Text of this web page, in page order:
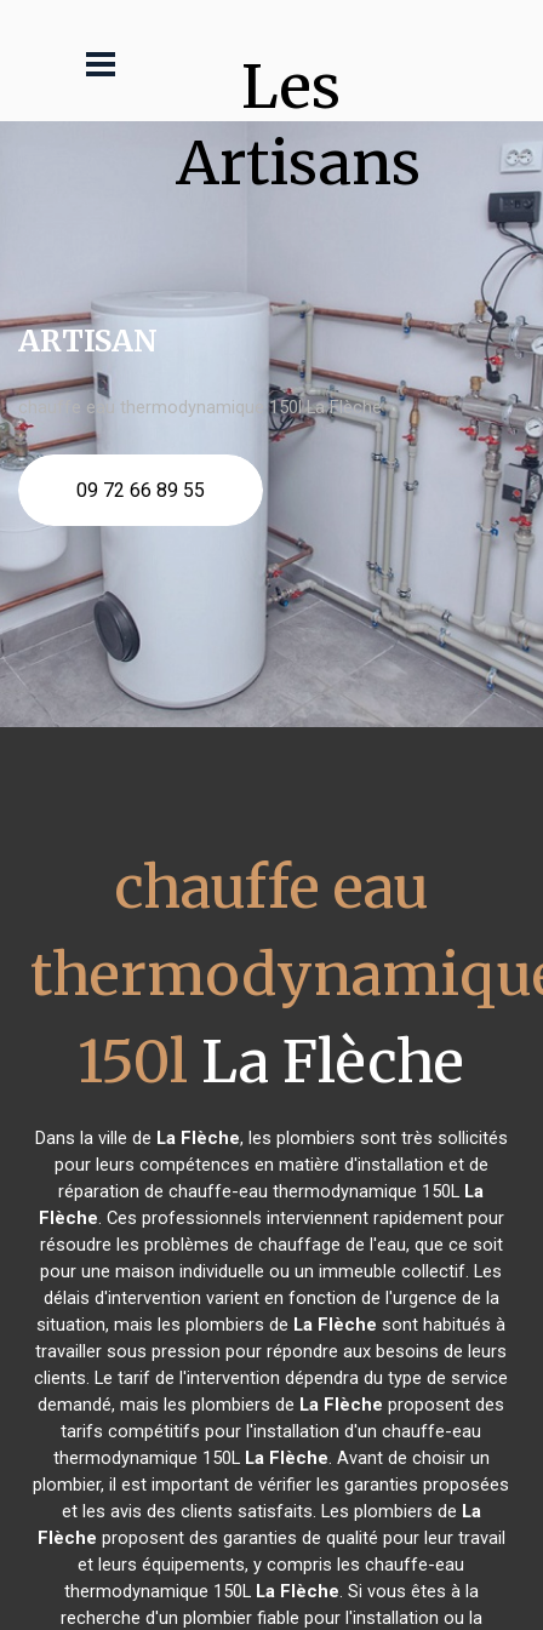
Les
Artisans
ARTISAN
chauffe eau thermodynamique 150l La Flèche
09 72 66 89 55
chauffe eau
150l La Flèche
Dans la ville de La Flèche, les plombiers sont très sollicités
pour leurs compétences en matière d'installation et de
réparation de chauffe-eau thermodynamique 150L La
Flèche. Ces professionnels interviennent rapidement pour
résoudre les problèmes de chauffage de l'eau, que ce soit
pour une maison individuelle ou un immeuble collectif. Les
délais d'intervention varient en fonction de l'urgence de la
situation, mais les plombiers de La Flèche sont habitués à
travailler sous pression pour répondre aux besoins de leurs
clients. Le tarif de l'intervention dépendra du type de service
demandé, mais les plombiers de La Flèche proposent des
tarifs compétitifs pour l'installation d'un chauffe-eau
thermodynamique 150L La Flèche. Avant de choisir un
plombier, il est important de vérifier les garanties proposées
et les avis des clients satisfaits. Les plombiers de La
Flèche proposent des garanties de qualité pour leur travail
et leurs équipements, y compris les chauffe-eau
thermodynamique 150L La Flèche. Si vous êtes à la
recherche d'un plombier fiable pour l'installation ou la